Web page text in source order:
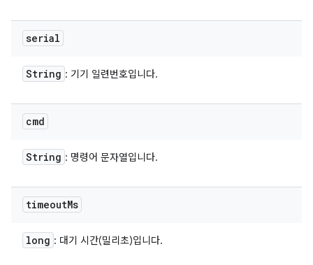
serial
String : 기기 일련번호입니다.
cmd
String : 명령어 문자열입니다.
timeoutMs
long : 대기 시간(밀리초)입니다.